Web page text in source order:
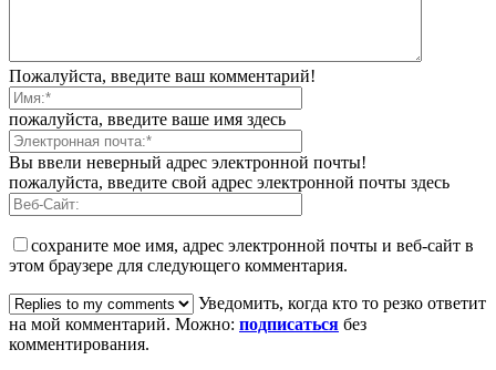
Пожалуйста, введите ваш комментарий!
пожалуйста, введите ваше имя здесь
Вы ввели неверный адрес электронной почты!
пожалуйста, введите свой адрес электронной почты здесь
сохраните мое имя, адрес электронной почты и веб-сайт в
этом браузере для следующего комментария.
Уведомить, когда кто то резко ответит
на мой комментарий. Можно: подписаться без
комментирования.